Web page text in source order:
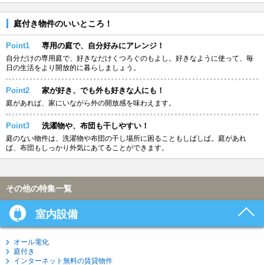
庭付き物件のいいところ！
Point1 専用の庭で、自分好みにアレンジ！
自分だけの専用庭で、好きなだけくつろぐのもよし。好きなように使って、毎
日の生活をより開放的に暮らしましょう。
Point2 家が好き、でも外も好きな人にも！
庭があれば、家にいながら外の開放感を味わえます。
Point3 洗濯物や、布団も干しやすい！
庭のない物件は、洗濯物や布団の干し場所に困ることもしばしば。庭があれ
ば、布団もしっかり外気にあてることができます。
その他の特集一覧
室内設備
オール電化
庭付き
インターネット無料の賃貸物件